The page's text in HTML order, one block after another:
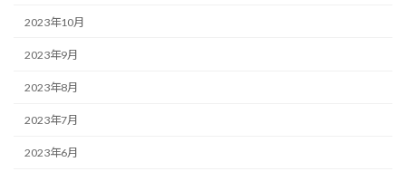
2023年10月
2023年9月
2023年8月
2023年7月
2023年6月